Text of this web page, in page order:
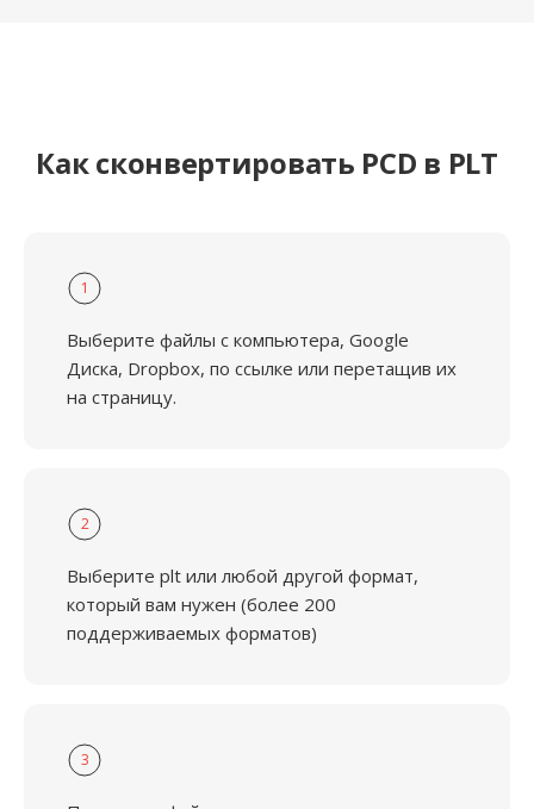
Как сконвертировать PCD в PLT
1
Выберите файлы с компьютера, Google
Диска, Dropbox, по ссылке или перетащив их
на страницу.
2
Выберите plt или любой другой формат,
который вам нужен (более 200
поддерживаемых форматов)
3